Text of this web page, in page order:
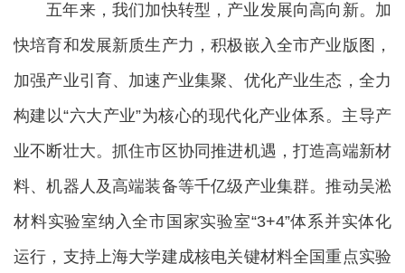
五年来，我们加快转型，产业发展向高向新。加
快培育和发展新质生产力，积极嵌入全市产业版图，
加强产业引育、加速产业集聚、优化产业生态，全力
构建以“六大产业”为核心的现代化产业体系。主导产
业不断壮大。抓住市区协同推进机遇，打造高端新材
料、机器人及高端装备等千亿级产业集群。推动吴淞
材料实验室纳入全市国家实验室“3+4”体系并实体化
运行，支持上海大学建成核电关键材料全国重点实验